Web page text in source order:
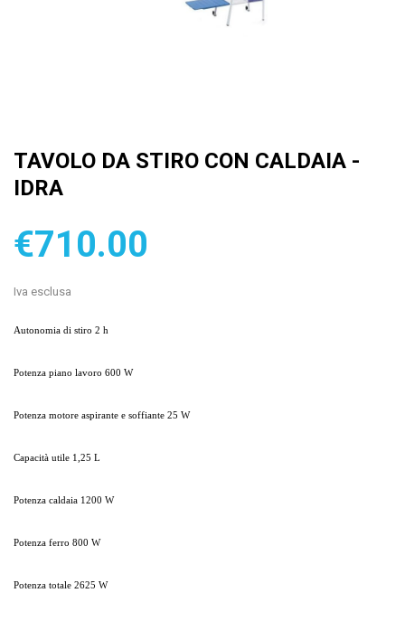
TAVOLO DA STIRO CON CALDAIA -
IDRA
€710.00
Iva esclusa
Autonomia di stiro 2 h
Potenza piano lavoro 600 W
Potenza motore aspirante e soffiante 25 W
Capacità utile 1,25 L
Potenza caldaia 1200 W
Potenza ferro 800 W
Potenza totale 2625 W